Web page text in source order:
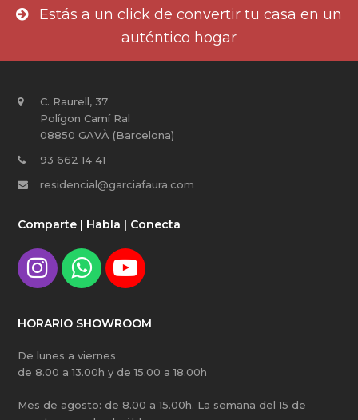
Estás a un click de convertir tu casa en un
auténtico hogar
C. Raurell, 37
Polígon Camí Ral
08850 GAVÀ (Barcelona)
93 662 14 41
residencial@garciafaura.com
Comparte | Habla | Conecta
I
s
W
a
Y
HORARIO SHOWROOM
De lunes a viernes
de 8.00 a 13.00h y de 15.00 a 18.00h
Mes de agosto: de 8.00 a 15.00h. La semana del 15 de